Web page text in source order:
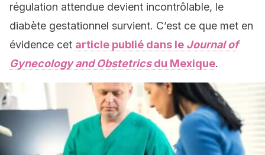
régulation attendue devient incontrôlable, le
diabète gestationnel survient. C’est ce que met en
évidence cet article publié dans le Journal of
Gynecology and Obstetricsdu Mexique.